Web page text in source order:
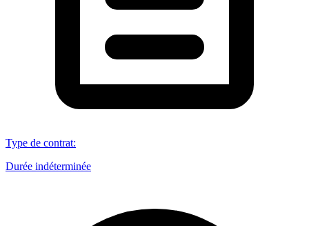
Type de contrat:
Durée indéterminée